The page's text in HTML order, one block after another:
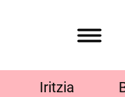
Iritzia